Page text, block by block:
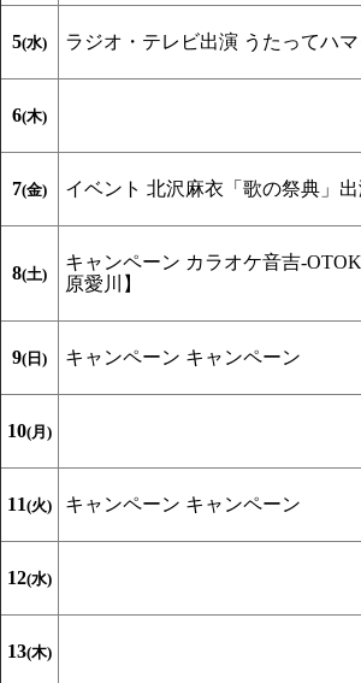
5(水) ラジオ・テレビ出演 うたってハ
6(木)
7(金) イベント 北沢麻衣「歌の祭典」
8(土)
キャンペーン カラオケ音吉-
原愛川】
9(日) キャンペーン キャンペーン
10(月)
11(火) キャンペーン キャンペーン
12(水)
13(木)